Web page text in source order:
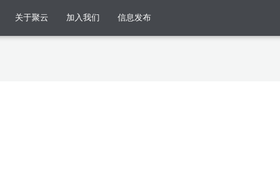
关于聚云 加入我们 信息发布